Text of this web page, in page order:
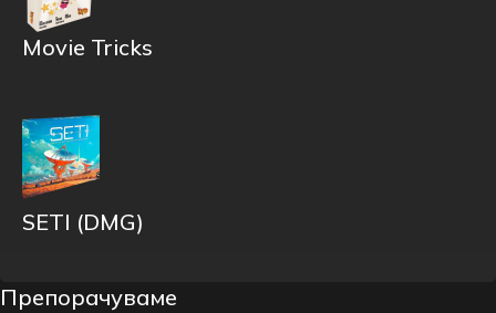
Movie Tricks
SETI (DMG)
Препорачуваме